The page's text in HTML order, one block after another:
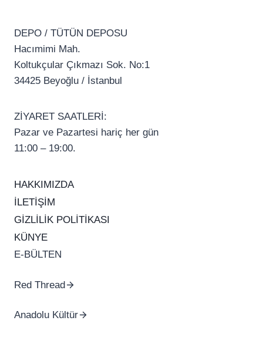
DEPO / TÜTÜN DEPOSU
Hacımimi Mah.
Koltukçular Çıkmazı Sok. No:1
34425 Beyoğlu / İstanbul
ZİYARET SAATLERİ:
Pazar ve Pazartesi hariç her gün
11:00 – 19:00.
HAKKIMIZDA
İLETİŞİM
GİZLİLİK POLİTİKASI
KÜNYE
E-BÜLTEN
Red Thread
Anadolu Kültür